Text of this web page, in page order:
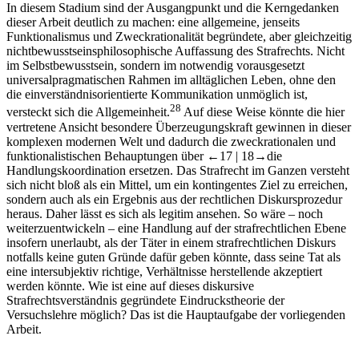
In diesem Stadium sind der Ausgangpunkt und die Kerngedanken
dieser Arbeit deutlich zu machen: eine allgemeine, jenseits
Funktionalismus und Zweckrationalität begründete, aber gleichzeitig
nichtbewusstseinsphilosophische Auffassung des Strafrechts. Nicht
im Selbstbewusstsein, sondern im notwendig vorausgesetzt
universalpragmatischen Rahmen im alltäglichen Leben, ohne den
die einverständnisorientierte Kommunikation unmöglich ist,
versteckt sich die Allgemeinheit.28 Auf diese Weise könnte die hier
vertretene Ansicht besondere Überzeugungskraft gewinnen in dieser
komplexen modernen Welt und dadurch die zweckrationalen und
funktionalistischen Behauptungen über ←17 | 18→die
Handlungskoordination ersetzen. Das Strafrecht im Ganzen versteht
sich nicht bloß als ein Mittel, um ein kontingentes Ziel zu erreichen,
sondern auch als ein Ergebnis aus der rechtlichen Diskursprozedur
heraus. Daher lässt es sich als legitim ansehen. So wäre – noch
weiterzuentwickeln – eine Handlung auf der strafrechtlichen Ebene
insofern unerlaubt, als der Täter in einem strafrechtlichen Diskurs
notfalls keine guten Gründe dafür geben könnte, dass seine Tat als
eine intersubjektiv richtige, Verhältnisse herstellende akzeptiert
werden könnte. Wie ist eine auf dieses diskursive
Strafrechtsverständnis gegründete Eindruckstheorie der
Versuchslehre möglich? Das ist die Hauptaufgabe der vorliegenden
Arbeit.